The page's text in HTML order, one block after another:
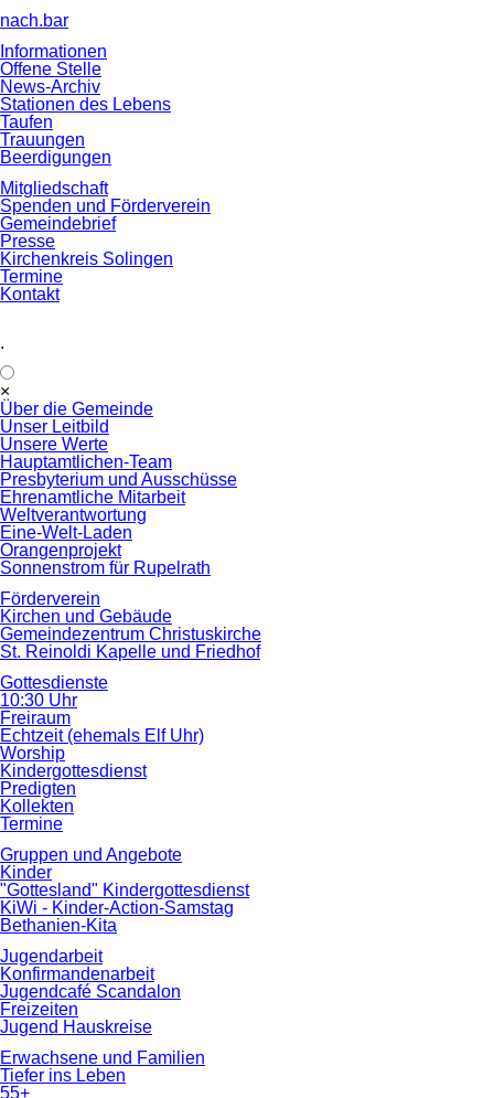
nach.bar
Informationen
Offene Stelle
News-Archiv
Stationen des Lebens
Taufen
Trauungen
Beerdigungen
Mitgliedschaft
Spenden und Förderverein
Gemeindebrief
Presse
Kirchenkreis Solingen
Termine
Kontakt
.
×
überspringen
Über die Gemeinde
Unser Leitbild
Unsere Werte
Hauptamtlichen-Team
Presbyterium und Ausschüsse
Ehrenamtliche Mitarbeit
Weltverantwortung
Eine-Welt-Laden
Orangenprojekt
Sonnenstrom für Rupelrath
Förderverein
Kirchen und Gebäude
Gemeindezentrum Christuskirche
St. Reinoldi Kapelle und Friedhof
Gottesdienste
10:30 Uhr
Freiraum
Echtzeit (ehemals Elf Uhr)
Worship
Kindergottesdienst
Predigten
Kollekten
Termine
Gruppen und Angebote
Kinder
"Gottesland" Kindergottesdienst
KiWi - Kinder-Action-Samstag
Bethanien-Kita
Jugendarbeit
Konfirmandenarbeit
Jugendcafé Scandalon
Freizeiten
Jugend Hauskreise
Erwachsene und Familien
Tiefer ins Leben
55+